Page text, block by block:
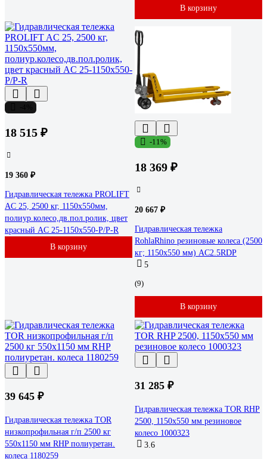
В корзину
18 515 ₽
19 360 ₽
Гидравлическая тележка PROLIFT
AC 25, 2500 кг, 1150х550мм,
полиур.колесо,дв.пол.ролик, цвет
красный AC 25-1150x550-P/P-R
В корзину
-11%
18 369 ₽
20 667 ₽
Гидравлическая тележка
RohlaRhino резиновые колеса (2500
кг; 1150x550 мм) AC2.5RDP
5
(9)
В корзину
39 645 ₽
Гидравлическая тележка TOR
низкопрофильная г/п 2500 кг
550х1150 мм RHP полиуретан.
колеса 1180259
31 285 ₽
Гидравлическая тележка TOR RHP
2500, 1150х550 мм резиновое
колесо 1000323
3.6